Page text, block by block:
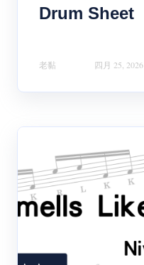
Drum Sheet
老黏 四月 25, 2026